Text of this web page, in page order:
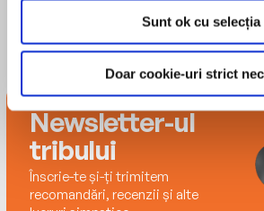
Sunt ok cu selecția
Doar cookie-uri strict
Newsletter-ul
tribului
Înscrie-te și-ți trimitem
recomandări, recenzii și alte